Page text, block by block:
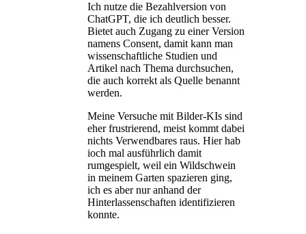
Ich nutze die Bezahlversion von
ChatGPT, die ich deutlich besser.
Bietet auch Zugang zu einer Version
namens Consent, damit kann man
wissenschaftliche Studien und
Artikel nach Thema durchsuchen,
die auch korrekt als Quelle benannt
werden.
Meine Versuche mit Bilder-KIs sind
eher frustrierend, meist kommt dabei
nichts Verwendbares raus. Hier hab
ioch mal ausführlich damit
rumgespielt, weil ein Wildschwein
in meinem Garten spazieren ging,
ich es aber nur anhand der
Hinterlassenschaften identifizieren
konnte.